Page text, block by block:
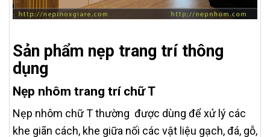
Sản phẩm nẹp trang trí thông
dụng
Nẹp nhôm trang trí chữ T
Nẹp nhôm chữ T thường được dùng để xử lý các
khe giãn cách, khe giữa nối các vật liệu gạch, đá, gỗ,